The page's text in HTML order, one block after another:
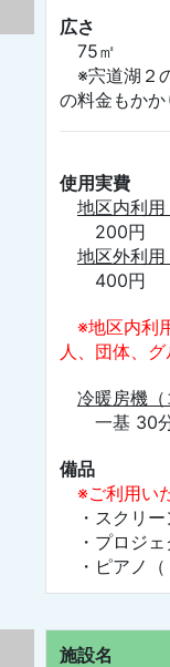
広さ
75㎡
※宍道湖２
の料金もか
使用実費
地区内利
200円
地区外利
400円
※地区内利
人、団体、
冷暖房機
一基 30
備品
※ご利用い
・スクリー
・プロジェ
・ピアノ（
施設名